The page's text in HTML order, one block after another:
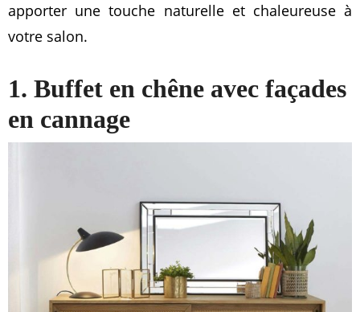
apporter une touche naturelle et chaleureuse à
votre salon.
1. Buffet en chêne avec façades
en cannage